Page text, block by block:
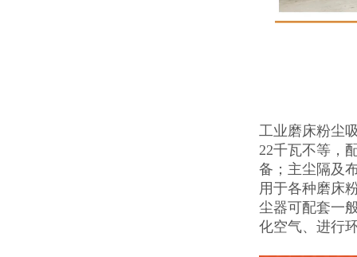
工业磨床粉尘
22千瓦不等，
备；主尘隔及
用于各种磨床
尘器可配套一
化空气、进行